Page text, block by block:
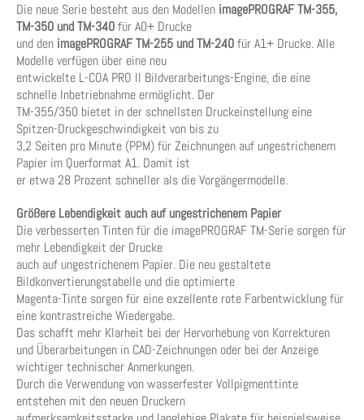
Die neue Serie besteht aus den Modellen imagePROGRAF TM-355,
TM-350 und TM-340für A0+ Drucke
und den imagePROGRAF TM-255 und TM-240für A1+ Drucke. Alle
Modelle verfügen über eine neu
entwickelte L-COA PRO II Bildverarbeitungs-Engine, die eine
schnelle Inbetriebnahme ermöglicht. Der
TM-355/350 bietet in der schnellsten Druckeinstellung eine
Spitzen-Druckgeschwindigkeit von bis zu
3,2 Seiten pro Minute (PPM) für Zeichnungen auf ungestrichenem
Papier im Querformat A1. Damit ist
er etwa 28 Prozent schneller als die Vorgängermodelle.
Größere Lebendigkeit auch auf ungestrichenem Papier
Die verbesserten Tinten für die imagePROGRAF TM-Serie sorgen für
mehr Lebendigkeit der Drucke
auch auf ungestrichenem Papier. Die neu gestaltete
Bildkonvertierungstabelle und die optimierte
Magenta-Tinte sorgen für eine exzellente rote Farbentwicklung für
eine kontrastreiche Wiedergabe.
Das schafft mehr Klarheit bei der Hervorhebung von Korrekturen
und Überarbeitungen in CAD-Zeichnungen oder bei der Anzeige
wichtiger technischer Anmerkungen.
Durch die Verwendung von wasserfester Vollpigmenttinte
entstehen mit den neuen Druckern